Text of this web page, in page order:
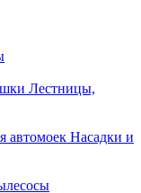
Лестницы,
Насадки и